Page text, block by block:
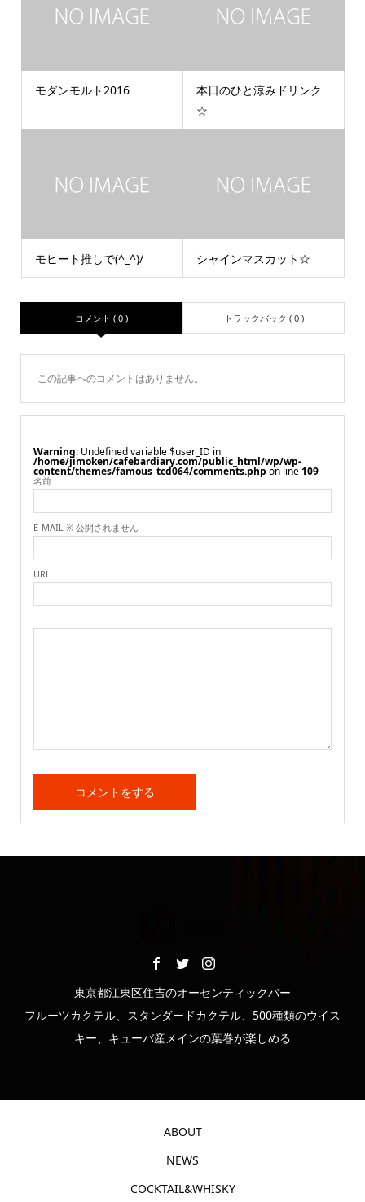
モダンモルト2016
本日のひと涼みドリンク
☆
モヒート推しで(^_^)/ シャインマスカット☆
コメント ( 0 ) トラックバック ( 0 )
この記事へのコメントはありません。
Warning : Undefined variable $user_ID in
/home/jimoken/cafebardiary.com/public_html/wp/wp-
content/themes/famous_tcd064/comments.php on line109
名前
E-MAIL ※ 公開されません
URL
東京都江東区住吉のオーセンティックバー
フルーツカクテル、スタンダードカクテル、500種類のウイス
キー、キューバ産メインの葉巻が楽しめる
ABOUT
NEWS
COCKTAIL&WHISKY